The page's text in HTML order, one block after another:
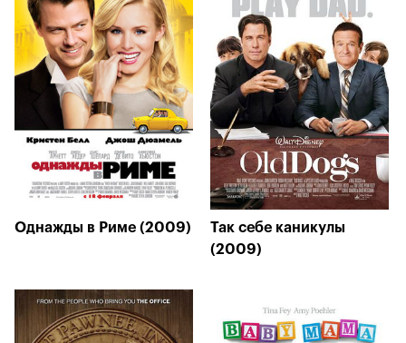
Однажды в Риме (2009)
Так себе каникулы
(2009)